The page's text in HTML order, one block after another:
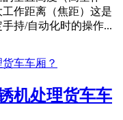
作距离（焦距）这是
持/自动化时的操作...
机处理货车车